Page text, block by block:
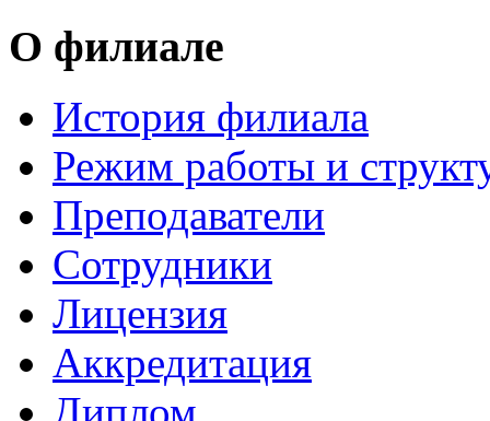
О филиале
История филиала
Режим работы и
Преподаватели
Сотрудники
Лицензия
Аккредитация